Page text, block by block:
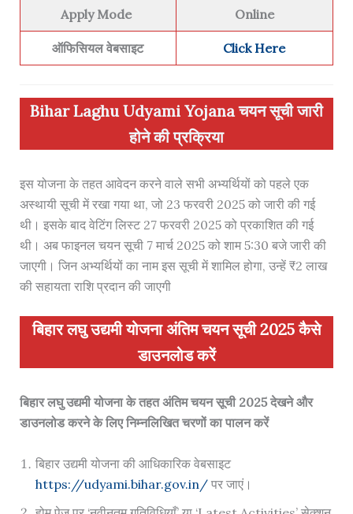
Apply Mode Online
ऑफिसियल वेबसाइट Click Here
Bihar Laghu Udyami Yojana चयन सूची जारी
होने की प्रक्रिया
इस योजना के तहत आवेदन करने वाले सभी अभ्यर्थियों को पहले एक
अस्थायी सूची में रखा गया था, जो 23 फरवरी 2025 को जारी की गई
थी। इसके बाद वेटिंग लिस्ट 27 फरवरी 2025 को प्रकाशित की गई
थी। अब फाइनल चयन सूची 7 मार्च 2025 को शाम 5:30 बजे जारी की
जाएगी। जिन अभ्यर्थियों का नाम इस सूची में शामिल होगा, उन्हें ₹2 लाख
की सहायता राशि प्रदान की जाएगी
बिहार लघु उद्यमी योजना अंतिम चयन सूची 2025 कैसे
डाउनलोड करें
​बिहार लघु उद्यमी योजना के तहत अंतिम चयन सूची 2025 देखने और
डाउनलोड करने के लिए निम्नलिखित चरणों का पालन करें
बिहार उद्यमी योजना की आधिकारिक वेबसाइट
https://udyami.bihar.gov.in/पर जाएं।​